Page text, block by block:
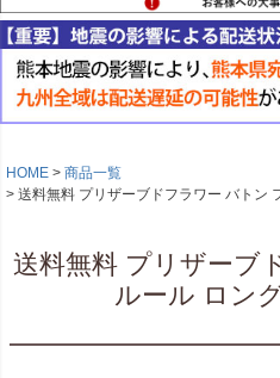
HOME
商品一覧
送料無料 プリザーブドフラワー バトン
送料無料 プリザーブ
ルール ロン